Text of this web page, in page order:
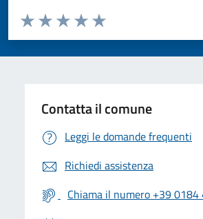
Valuta da 1 a 5 stelle la pagina
Valuta 5 stelle su 5
Valuta 4 stelle su 5
Valuta 3 stelle su 5
Valuta 2 stelle su 5
Valuta 1 stelle su 5
Contatta il comune
Leggi le domande frequenti
Richiedi assistenza
Chiama il numero +39